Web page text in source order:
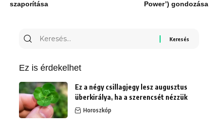
szaporítása
Power’) gondozása
Keresés
Ez is érdekelhet
Ez a négy csillagjegy lesz augusztus
überkirálya, ha a szerencsét nézzük
Horoszkóp